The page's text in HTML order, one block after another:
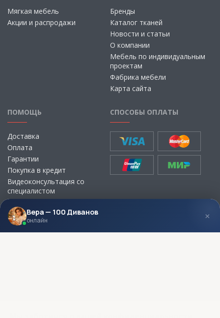
Мягкая мебель
Акции и распродажи
Бренды
Каталог тканей
Новости и статьи
О компании
Мебель по индивидуальным
проектам
Фабрика мебели
Карта сайта
ПОМОЩЬ
Доставка
Оплата
Гарантии
Покупка в кредит
Видеоконсультация со
специалистом
Выбор ткани для мебели без
визита в магазин
СПОСОБЫ ОПЛАТЫ
МЫ В СОЦСЕТЯХ КОНТАКТЫ
Вера — 100 Диванов
онлайн ×